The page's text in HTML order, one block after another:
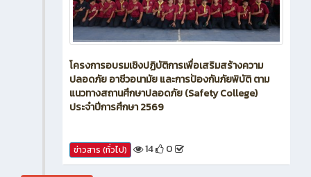
โครงการอบรมเชิงปฏิบัติการเพื่อเสริมสร้างความ
ปลอดภัย อาชีวอนามัย และการป้องกันภัยพิบัติ ตาม
แนวทางสถานศึกษาปลอดภัย (Safety College)
ประจำปีการศึกษา 2569
ข่าวสาร (ทั่วไป) 14 0